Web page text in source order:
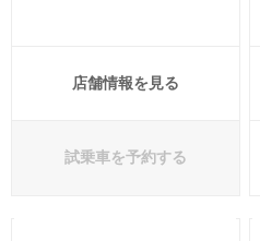
店舗情報を見る
試乗車を予約する